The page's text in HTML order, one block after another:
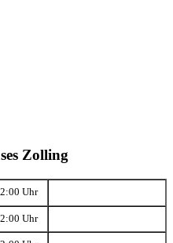
Zolling
Uhr
Uhr